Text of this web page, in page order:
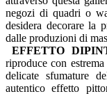
negozi di quadri o
desidera decorare la
dalle produzioni di
EFFETTO
riproduce con
delicate sfumature
autentico effetto